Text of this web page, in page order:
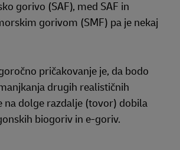
gorivo (SAF), med SAF in
gorivom (SMF) pa je nekaj
pričakovanje je, da bodo
drugih realističnih
na dolge razdalje (tovor) dobila
biogoriv in e-goriv.